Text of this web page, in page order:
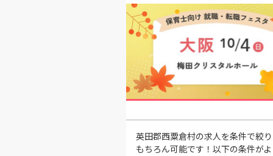
英田郡西粟倉村の求人を条件で絞
もちろん可能です！以下の条件が